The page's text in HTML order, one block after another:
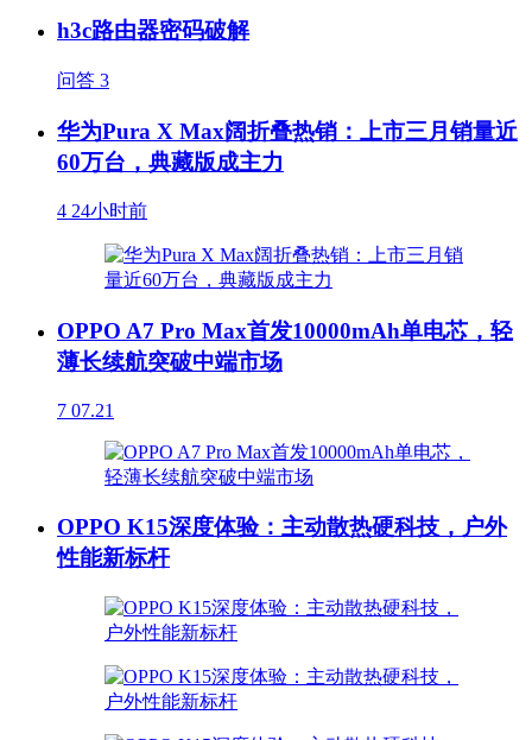
h3c路由器密码破解
问答 3
华为Pura X Max阔折叠热销：上市三月销量近
60万台，典藏版成主力
4 24小时前
OPPO A7 Pro Max首发10000mAh单电芯，轻
薄长续航突破中端市场
7 07.21
OPPO K15深度体验：主动散热硬科技，户外
性能新标杆